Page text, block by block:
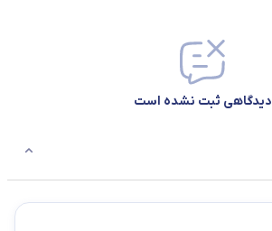
دیدگاهی ثبت نشده است